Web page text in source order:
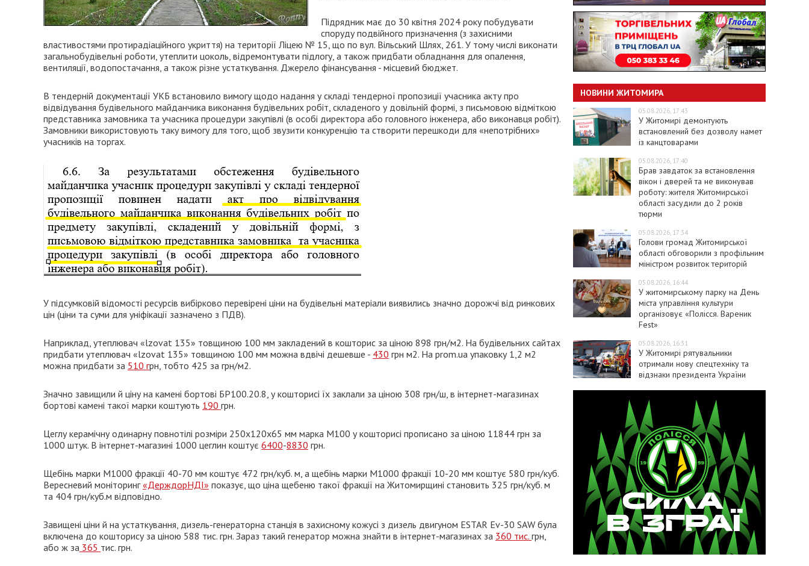
Підрядник має до 30 квітня 2024 року побудувати
споруду подвійного призначення (з захисними
властивостями протирадіаційного укриття) на території Ліцею № 15, що по вул. Вільський Шлях, 261. У тому числі виконати
загальнобудівельні роботи, утеплити цоколь, відремонтувати підлогу, а також придбати обладнання для опалення,
вентиляції, водопостачання, а також різне устаткування. Джерело фінансування - місцевий бюджет.
В тендерній документації УКБ встановило вимогу щодо надання у складі тендерної пропозиції учасника акту про
відвідування будівельного майданчика виконання будівельних робіт, складеного у довільній формі, з письмовою відміткою
представника замовника та учасника процедури закупівлі (в особі директора або головного інженера, або виконавця робіт).
Замовники використовують таку вимогу для того, щоб звузити конкуренцію та створити перешкоди для «непотрібних»
учасників на торгах.
У підсумковій відомості ресурсів вибірково перевірені ціни на будівельні матеріали виявились значно дорожчі від ринкових
цін (ціни та суми для уніфікації зазначено з ПДВ).
Наприклад, утеплювач «lzоvаt 135» товщиною 100 мм закладений в кошторис за ціною 898 грн/м2. На будівельних сайтах
придбати утеплювач «lzоvаt 135» товщиною 100 мм можна вдвічі дешевше - 430 грн м2. На prom.ua упаковку 1,2 м2
можна придбати за 510 грн, тобто 425 за грн/м2.
Значно завищили й ціну на камені бортовi БР100.20.8, у кошторисі їх заклали за ціною 308 грн/ш, в інтернет-магазинах
бортові камені такої марки коштують 190 грн.
Цеглу керамічну одинарну повнотілі розміри 250х120х65 мм марка М100 у кошторисі прописано за ціною 11844 грн за
1000 штук. В інтернет-магазині 1000 цеглин коштує 6400-8830 грн.
Щебінь марки М1000 фракції 40-70 мм коштує 472 грн/куб. м, а щебінь марки М1000 фракції 10-20 мм коштує 580 грн/куб.
Вересневий моніторинг«ДерждорНДІ» показує, що ціна щебеню такої фракції на Житомирщині становить 325 грн/куб. м
та 404 грн/куб.м відповідно.
Завищені ціни й на устаткування, дизель-генераторна станція в захисному кожусі з дизель двигуном ESTAR Ev-30 SAW була
включена до кошторису за ціною 588 тис. грн. Зараз такий генератор можна знайти в інтернет-магазинах за 360 тис. грн,
або ж за 365 тис. грн.
НОВИНИ ЖИТОМИРА
05.08.2026, 17:43
У Житомирі демонтують
встановлений без дозволу намет
із канцтоварами
05.08.2026, 17:40
Брав завдаток за встановлення
вікон і дверей та не виконував
роботу: жителя Житомирської
області засудили до 2 років
тюрми
05.08.2026, 17:34
Голови громад Житомирської
області обговорили з профільним
міністром розвиток територій
05.08.2026, 16:44
У житомирському парку на День
міста управління культури
організовує «Полісся. Вареник
Fest»
05.08.2026, 16:31
У Житомирі рятувальники
отримали нову спецтехніку та
відзнаки президента України